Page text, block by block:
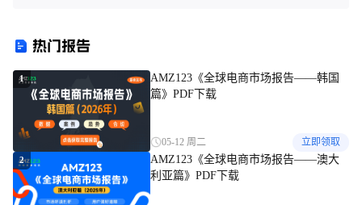
热门报告
1
AMZ123《全球电商市场报告——韩国
篇》PDF下载
05-12 周二 立即领取
2
AMZ123《全球电商市场报告——澳大
利亚篇》PDF下载